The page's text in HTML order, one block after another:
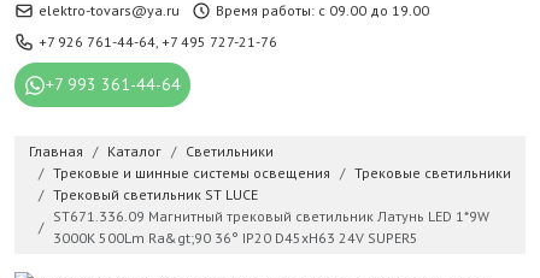
elektro-tovars@ya.ru
Время работы: с 09.00 до 19.00
+7 926 761-44-64, +7 495 727-21-76
+7 993 361-44-64
Главная Каталог
Светильники
Трековые и шинные системы освещения
Трековые светильники
Трековый светильник ST LUCE
ST671.336.09 Магнитный трековый светильник Латунь LED 1*9W
3000K 500Lm Ra&gt;90 36° IP20 D45xH63 24V SUPER5